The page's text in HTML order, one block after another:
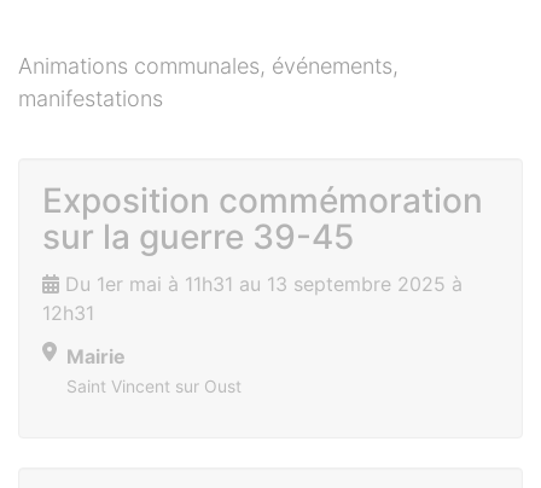
Animations communales, événements,
manifestations
Exposition commémoration
sur la guerre 39-45
Du 1er mai à 11h31 au 13 septembre 2025 à
12h31
Mairie
Saint Vincent sur Oust